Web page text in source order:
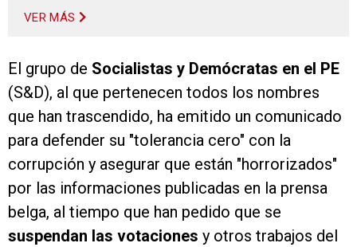
VER MÁS
El grupo de Socialistas y Demócratas en el PE
(S&D), al que pertenecen todos los nombres
que han trascendido, ha emitido un comunicado
para defender su "tolerancia cero" con la
corrupción y asegurar que están "horrorizados"
por las informaciones publicadas en la prensa
belga, al tiempo que han pedido que se
suspendan las votaciones y otros trabajos del